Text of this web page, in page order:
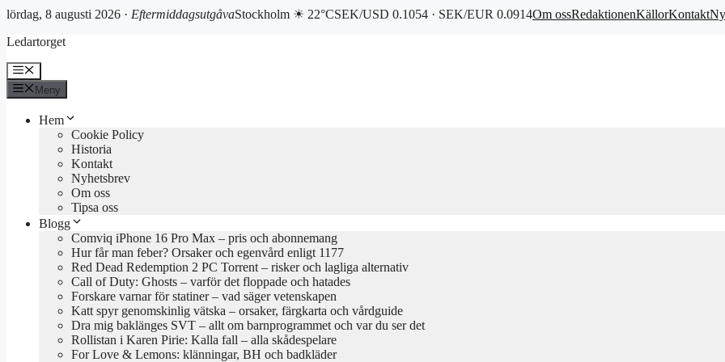
lördag, 8 augusti 2026 · EftermiddagsutgåvaStockholm ☀ 22°CSEK/USD 0.1054 · SEK/EUR 0.0914Om ossRedaktionenKällorKontakt
till
Ledartorget
Meny
Meny
Hem
Cookie Policy
Historia
Kontakt
Nyhetsbrev
Om oss
Tipsa oss
Blogg
Comviq iPhone 16 Pro Max – pris och abonnemang
Hur får man feber? Orsaker och egenvård enligt 1177
Red Dead Redemption 2 PC Torrent – risker och lagliga alternativ
Call of Duty: Ghosts – varför det floppade och hatades
Forskare varnar för statiner – vad säger vetenskapen
Katt spyr genomskinlig vätska – orsaker, färgkarta och vårdguide
Dra mig baklänges SVT – allt om barnprogrammet och var du ser det
Rollistan i Karen Pirie: Kalla fall – alla skådespelare
For Love & Lemons: klänningar, BH och badkläder